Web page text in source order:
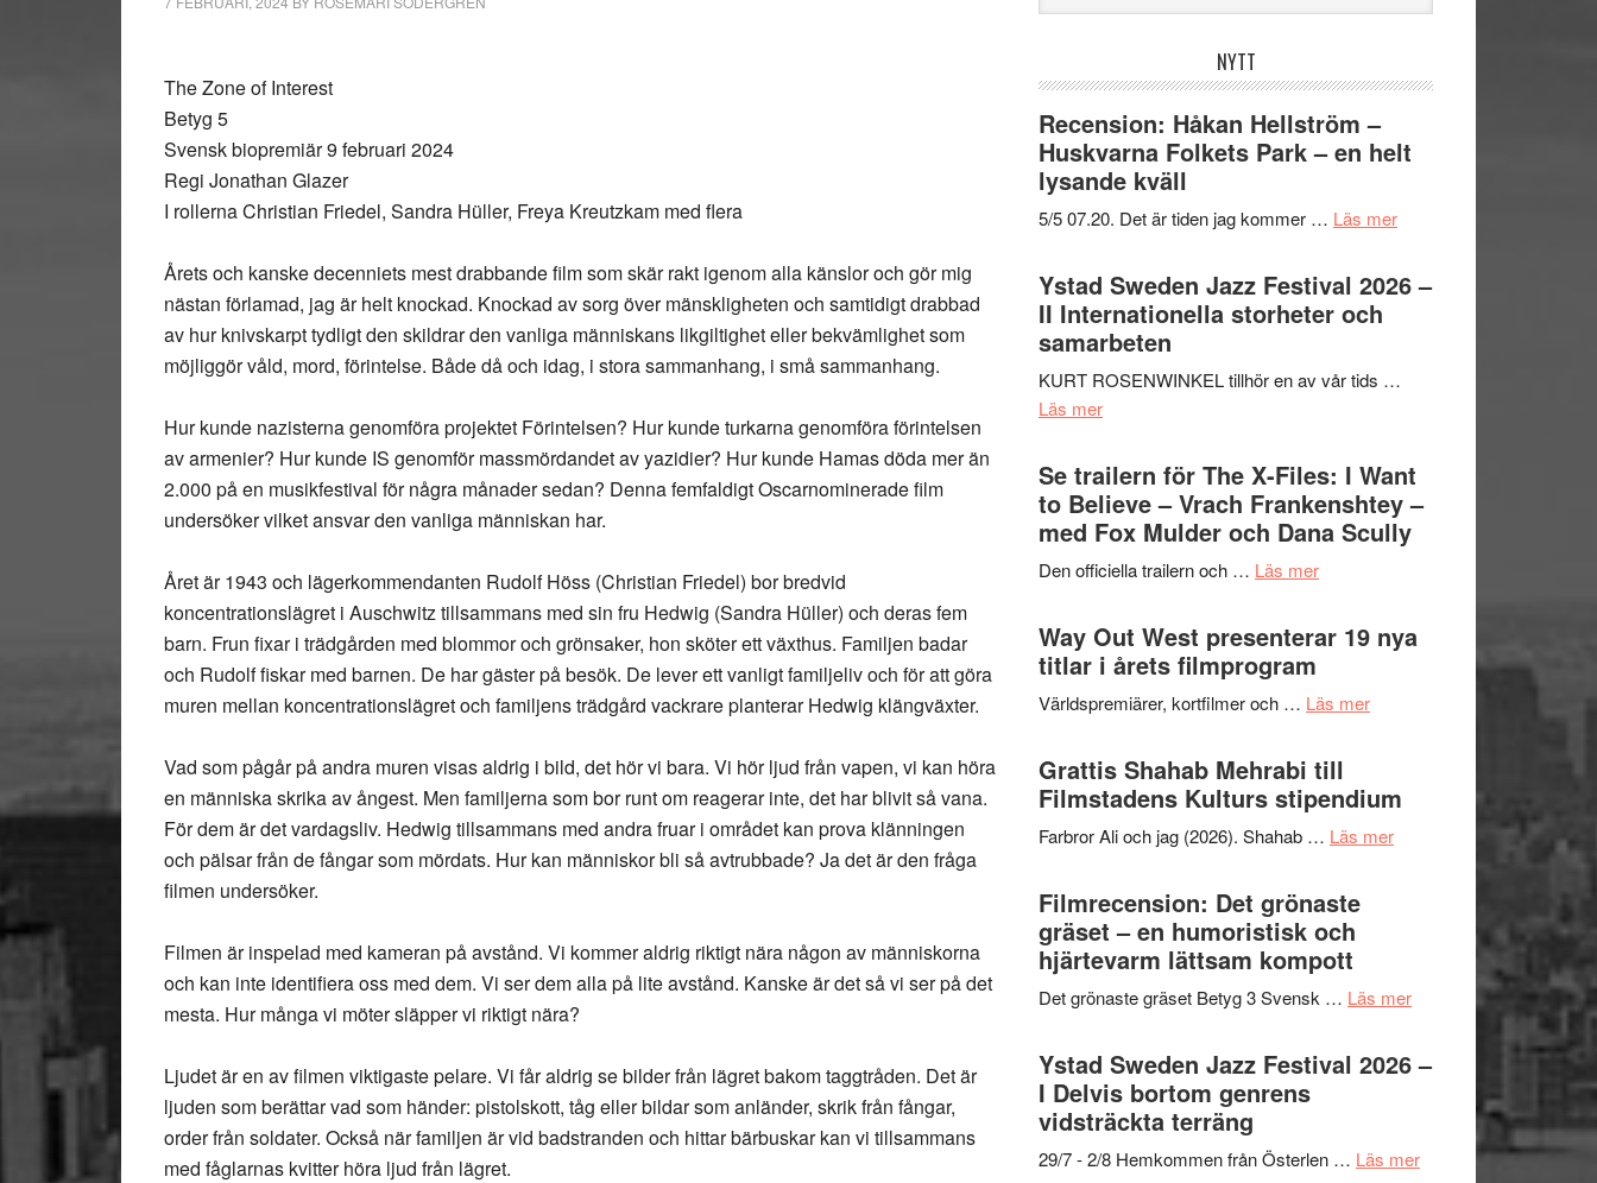
The Zone of Interest
Betyg 5
Svensk biopremiär 9 februari 2024
Regi Jonathan Glazer
I rollerna Christian Friedel, Sandra Hüller, Freya Kreutzkam med flera
Årets och kanske decenniets mest drabbande film som skär rakt igenom alla känslor och gör mig
nästan förlamad, jag är helt knockad. Knockad av sorg över mänskligheten och samtidigt drabbad
av hur knivskarpt tydligt den skildrar den vanliga människans likgiltighet eller bekvämlighet som
möjliggör våld, mord, förintelse. Både då och idag, i stora sammanhang, i små sammanhang.
Hur kunde nazisterna genomföra projektet Förintelsen? Hur kunde turkarna genomföra förintelsen
av armenier? Hur kunde IS genomför massmördandet av yazidier? Hur kunde Hamas döda mer än
2.000 på en musikfestival för några månader sedan? Denna femfaldigt Oscarnominerade film
undersöker vilket ansvar den vanliga människan har.
Året är 1943 och lägerkommendanten Rudolf Höss (Christian Friedel) bor bredvid
koncentrationslägret i Auschwitz tillsammans med sin fru Hedwig (Sandra Hüller) och deras fem
barn. Frun fixar i trädgården med blommor och grönsaker, hon sköter ett växthus. Familjen badar
och Rudolf fiskar med barnen. De har gäster på besök. De lever ett vanligt familjeliv och för att göra
muren mellan koncentrationslägret och familjens trädgård vackrare planterar Hedwig klängväxter.
Vad som pågår på andra muren visas aldrig i bild, det hör vi bara. Vi hör ljud från vapen, vi kan höra
en människa skrika av ångest. Men familjerna som bor runt om reagerar inte, det har blivit så vana.
För dem är det vardagsliv. Hedwig tillsammans med andra fruar i området kan prova klänningen
och pälsar från de fångar som mördats. Hur kan människor bli så avtrubbade? Ja det är den fråga
filmen undersöker.
Filmen är inspelad med kameran på avstånd. Vi kommer aldrig riktigt nära någon av människorna
och kan inte identifiera oss med dem. Vi ser dem alla på lite avstånd. Kanske är det så vi ser på det
mesta. Hur många vi möter släpper vi riktigt nära?
Ljudet är en av filmen viktigaste pelare. Vi får aldrig se bilder från lägret bakom taggtråden. Det är
ljuden som berättar vad som händer: pistolskott, tåg eller bildar som anländer, skrik från fångar,
order från soldater. Också när familjen är vid badstranden och hittar bärbuskar kan vi tillsammans
med fåglarnas kvitter höra ljud från lägret.
webbplatsen
NYTT
Recension: Håkan Hellström –
Huskvarna Folkets Park – en helt
lysande kväll
5/5 07.20. Det är tiden jag kommer … Läs merom
Håkan
Hellström
Folkets
en
helt
lysande
Ystad Sweden Jazz Festival 2026 –
II Internationella storheter och
samarbeten
KURT ROSENWINKEL tillhör en av vår tids …
Läs merom
Sweden
Jazz
Festival
2026
–
Internationella
storheter
och
samarbeten
Se trailern för The X-Files: I Want
to Believe – Vrach Frankenshtey –
med Fox Mulder och Dana Scully
Den officiella trailern och … Läs merom
trailern
för
X-
I
Want
to
Believe
Vrach
Frankenshtey
–
med
Mulder
och
Way Out West presenterar 19 nya
titlar i årets filmprogram
Världspremiärer, kortfilmer och … Läs merom
presenterar
19
Grattis Shahab Mehrabi till
Filmstadens Kulturs stipendium
Farbror Ali och jag (2026). Shahab … Läs merom
Kulturs
Filmrecension: Det grönaste
gräset – en humoristisk och
hjärtevarm lättsam kompott
Det grönaste gräset Betyg 3 Svensk … Läs merom
en
Ystad Sweden Jazz Festival 2026 –
I Delvis bortom genrens
vidsträckta terräng
29/7 - 2/8 Hemkommen från Österlen … Läs merom